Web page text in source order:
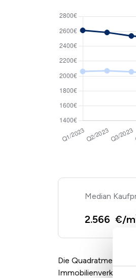
2.566 €/m
Die